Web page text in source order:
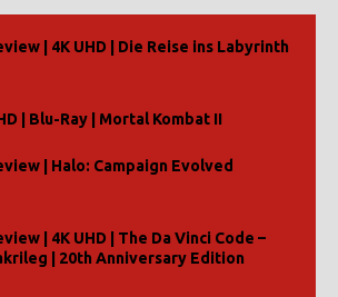
| 4K UHD | Die Reise ins Labyrinth
| Blu-Ray | Mortal Kombat II
| Halo: Campaign Evolved
| 4K UHD | The Da Vinci Code –
| 20th Anniversary Edition